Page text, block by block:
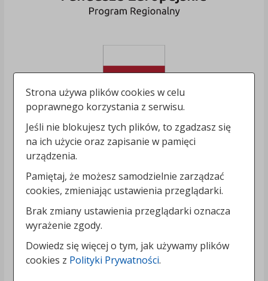
Strona używa plików cookies w celu
poprawnego korzystania z serwisu.
Jeśli nie blokujesz tych plików, to zgadzasz się
na ich użycie oraz zapisanie w pamięci
urządzenia.
Pamiętaj, że możesz samodzielnie zarządzać
cookies, zmieniając ustawienia przeglądarki.
Brak zmiany ustawienia przeglądarki oznacza
wyrażenie zgody.
Dowiedz się więcej o tym, jak używamy plików
cookies z Polityki Prywatności.